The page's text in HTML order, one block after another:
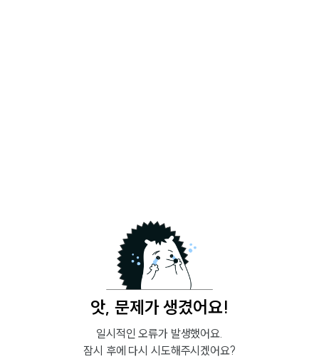
앗, 문제가 생겼어요!
일시적인 오류가 발생했어요.
잠시 후에 다시 시도해주시겠어요?